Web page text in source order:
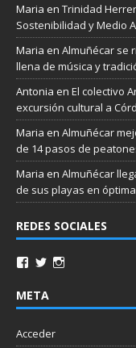
Maria en Trinidad
Sostenibilidad y Medio
Maria en Almuñécar se
llena de música y
Antonia en El colectivo
excursión cultural a
Maria en Almuñécar
de 14 pasos de
Maria en Almuñécar
de sus playas en
REDES SOCIALES
META
Acceder